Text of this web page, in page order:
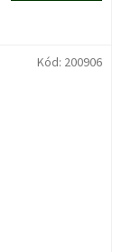
Kód: 200906